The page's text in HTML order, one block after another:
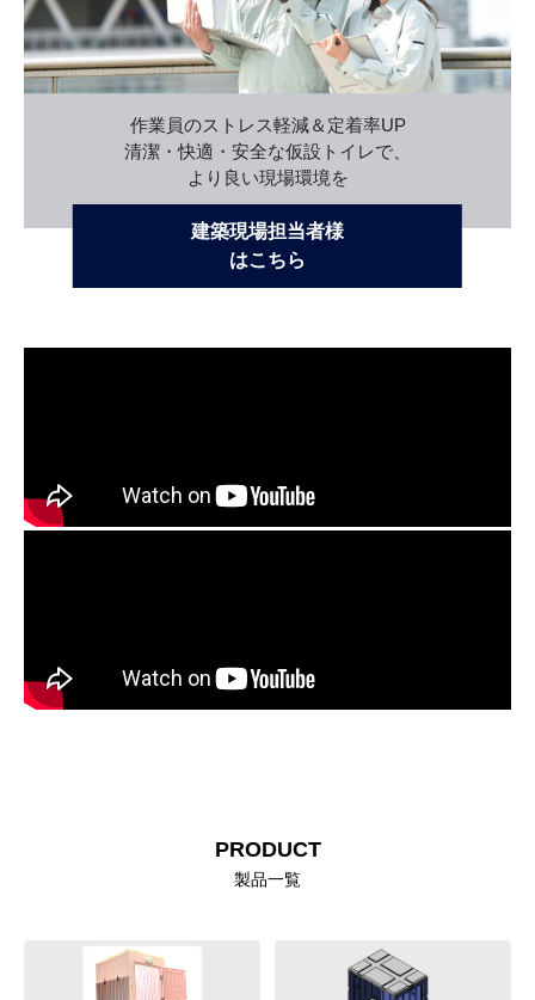
作業員のストレス軽減＆定着率UP
清潔・快適・安全な仮設トイレで、
より良い現場環境を
建築現場担当者様
はこちら
PRODUCT
製品一覧